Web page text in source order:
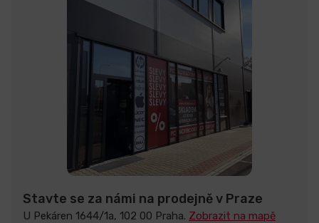
Stavte se za námi na prodejně v Praze
U Pekáren 1644/1a, 102 00 Praha. Zobrazit na mapě